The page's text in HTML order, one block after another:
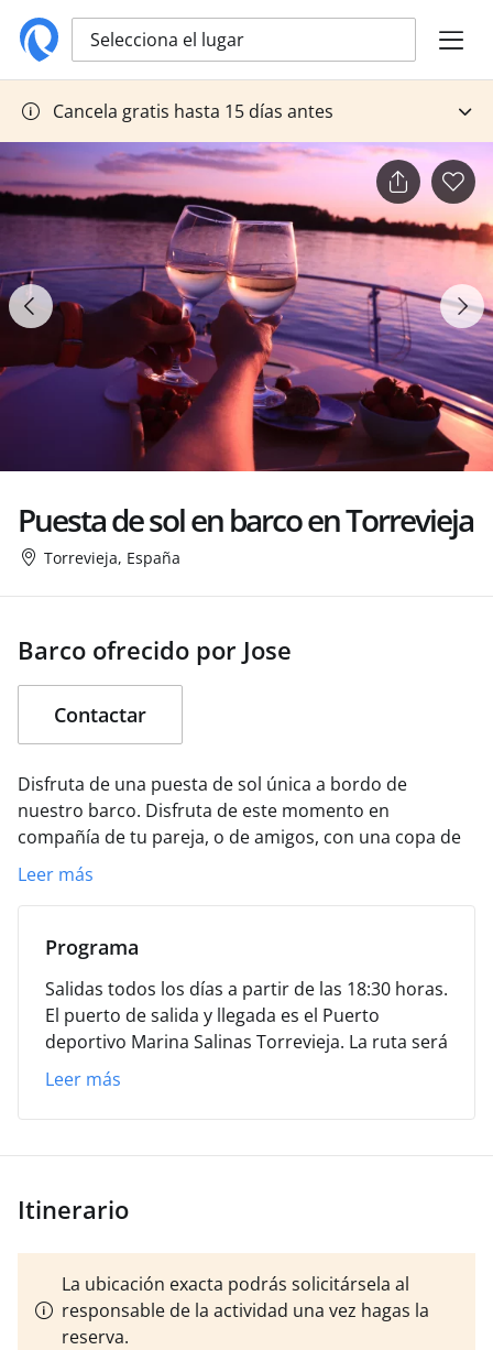
Selecciona el lugar
Cancela gratis hasta 15 días antes
Puesta de sol en barco en Torrevieja
Torrevieja, España
Barco ofrecido por Jose
Contactar
Disfruta de una puesta de sol única a bordo de
nuestro barco. Disfruta de este momento en
compañía de tu pareja, o de amigos, con una copa de
cava. Travesía por la bahía de Torrevieja, Cabo Roig y la
Zenia de duración aproximada 90 minutos. Incluye
El itinerario puede variar según las condiciones
19:00 H. Se necesita mínimo 3 personas para hacer la
salida.
Leer más
Programa
Salidas todos los días a partir de las 18:30 horas.
El puerto de salida y llegada es el Puerto
deportivo Marina Salinas Torrevieja. La ruta será
por la bahía de Torrevieja hacia Cabo Roig o
Cabo Cervera, con fondeo en cala con vistas a la
puesta de sol, para degustar copa de cava.
Leer más
Itinerario
La ubicación exacta podrás solicitársela al
responsable de la actividad una vez hagas la
reserva.